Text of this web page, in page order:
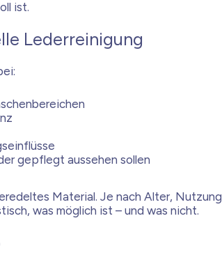
ist.
Lederreinigung
gepflegt aussehen sollen
Material. Je nach Alter,
was möglich ist – und was nicht.